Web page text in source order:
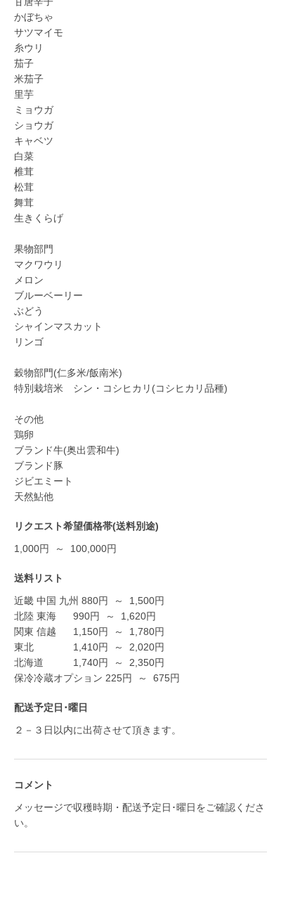
かぼちゃ
サツマイモ
糸ウリ
茄子
米茄子
里芋
ミョウガ
ショウガ
キャベツ
白菜
椎茸
松茸
舞茸
生きくらげ
果物部門
マクワウリ
メロン
ブルーベーリー
ぶどう
シャインマスカット
リンゴ
穀物部門(仁多米/飯南米)
特別栽培米 シン・コシヒカリ(コシヒカリ品種)
その他
鶏卵
ブランド牛(奥出雲和牛)
ブランド豚
ジビエミート
天然鮎他
リクエスト希望価格帯(送料別途)
1,000円 ～ 100,000円
送料リスト
近畿 中国 九州 880円 ～ 1,500円
北陸 東海
990円 ～ 1,620円
関東 信越
1,150円 ～ 1,780円
東北
1,410円 ～ 2,020円
北海道
1,740円 ～ 2,350円
保冷冷蔵オプション 225円 ～ 675円
配送予定日･曜日
２－３日以内に出荷させて頂きます。
コメント
メッセージで収穫時期・配送予定日･曜日をご確認くださ
い。